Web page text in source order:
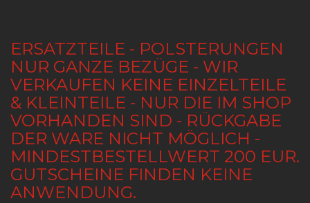
ERSATZTEILE - POLSTERUNGEN
NUR GANZE BEZÜGE - WIR
VERKAUFEN KEINE EINZELTEILE
& KLEINTEILE - NUR DIE IM SHOP
VORHANDEN SIND - RÜCKGABE
DER WARE NICHT MÖGLICH -
MINDESTBESTELLWERT 200 EUR.
GUTSCHEINE FINDEN KEINE
ANWENDUNG.